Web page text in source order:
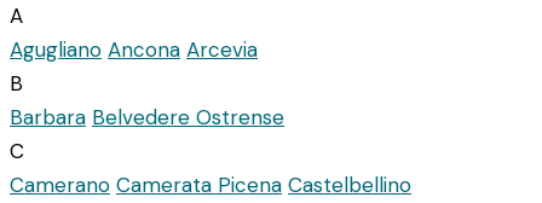
A
Agugliano Ancona Arcevia
B
Barbara Belvedere Ostrense
C
Camerano Camerata Picena Castelbellino